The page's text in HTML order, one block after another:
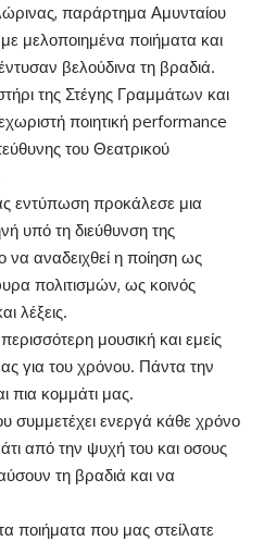
παράρτημα Αμυνταίου
μελοποιημένα ποιήματα και
βελούδινα τη βραδιά.
της Στέγης Γραμμάτων και
ποιητική performance
του Θεατρικού
εντύπωση προκάλεσε μια
υπό τη διεύθυνση της
να αναδειχθεί η ποίηση ως
πολιτισμών, ως κοινός
λέξεις.
μουσική και εμείς
για του χρόνου. Πάντα την
πια κομμάτι μας.
συμμετέχει ενεργά κάθε χρόνο
από την ψυχή του και οσους
τη βραδιά και να
ποιήματα που μας στείλατε